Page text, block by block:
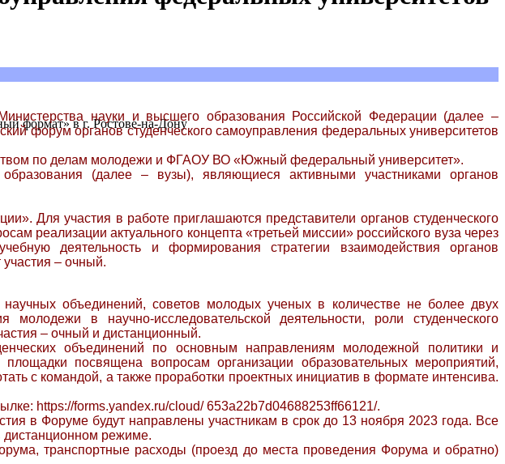
формат» в г. Ростове-на-Дону
науки и высшего образования Российской Федерации (далее –
форум органов студенческого самоуправления федеральных университетов
по делам молодежи и ФГАОУ ВО «Южный федеральный университет».
(далее – вузы), являющиеся активными участниками органов
Для участия в работе приглашаются представители органов студенческого
реализации актуального концепта «третьей миссии» российского вуза через
деятельность и формирования стратегии взаимодействия органов
– очный.
объединений, советов молодых ученых в количестве не более двух
в научно-исследовательской деятельности, роли студенческого
– очный и дистанционный.
объединений по основным направлениям молодежной политики и
посвящена вопросам организации образовательных мероприятий,
с командой, а также проработки проектных инициатив в формате интенсива.
https://forms.yandex.ru/cloud/ 653a22b7d04688253ff66121/.
в Форуме будут направлены участникам в срок до 13 ноября 2023 года. Все
дистанционном режиме.
транспортные расходы (проезд до места проведения Форума и обратно)